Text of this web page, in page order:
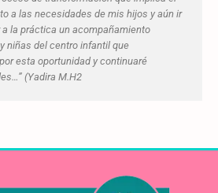
a las necesidades de mis hijos y aún ir
a la práctica un acompañamiento
niñas del centro infantil que
esta oportunidad y continuaré
(Yadira M.H2